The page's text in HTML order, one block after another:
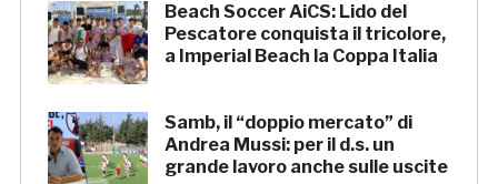
Beach Soccer AiCS: Lido del
Pescatore conquista il tricolore,
a Imperial Beach la Coppa Italia
Samb, il “doppio mercato” di
Andrea Mussi: per il d.s. un
grande lavoro anche sulle uscite